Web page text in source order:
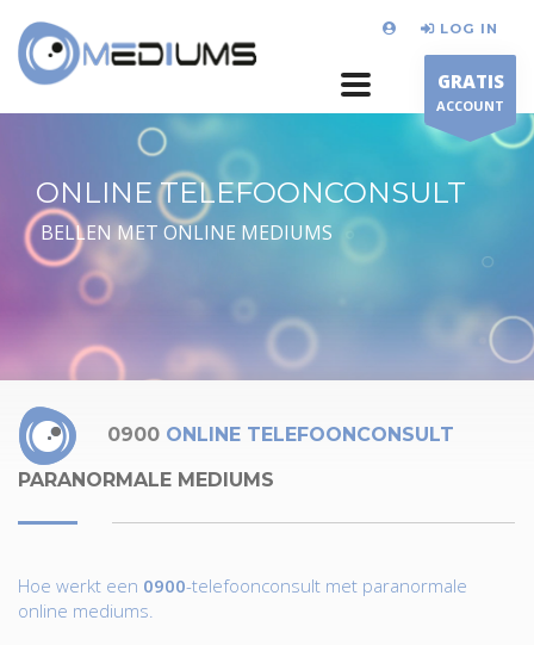
LOG IN
GRATIS
ACCOUNT
ONLINE TELEFOONCONSULT
BELLEN MET ONLINE MEDIUMS
0900 ONLINE TELEFOONCONSULT
PARANORMALE MEDIUMS
Hoe werkt een 0900-telefoonconsult met paranormale
online mediums.